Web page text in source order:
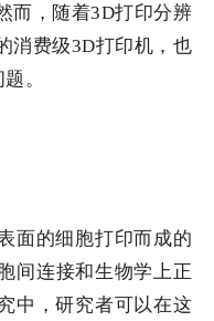
而，随着3D打印分辨
消费级3D打印机，也
。
面的细胞打印而成的
间连接和生物学上正
中，研究者可以在这